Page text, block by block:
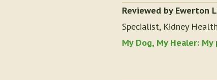
Reviewed by Ewerton
Specialist, Kidney
My Dog, My Healer: